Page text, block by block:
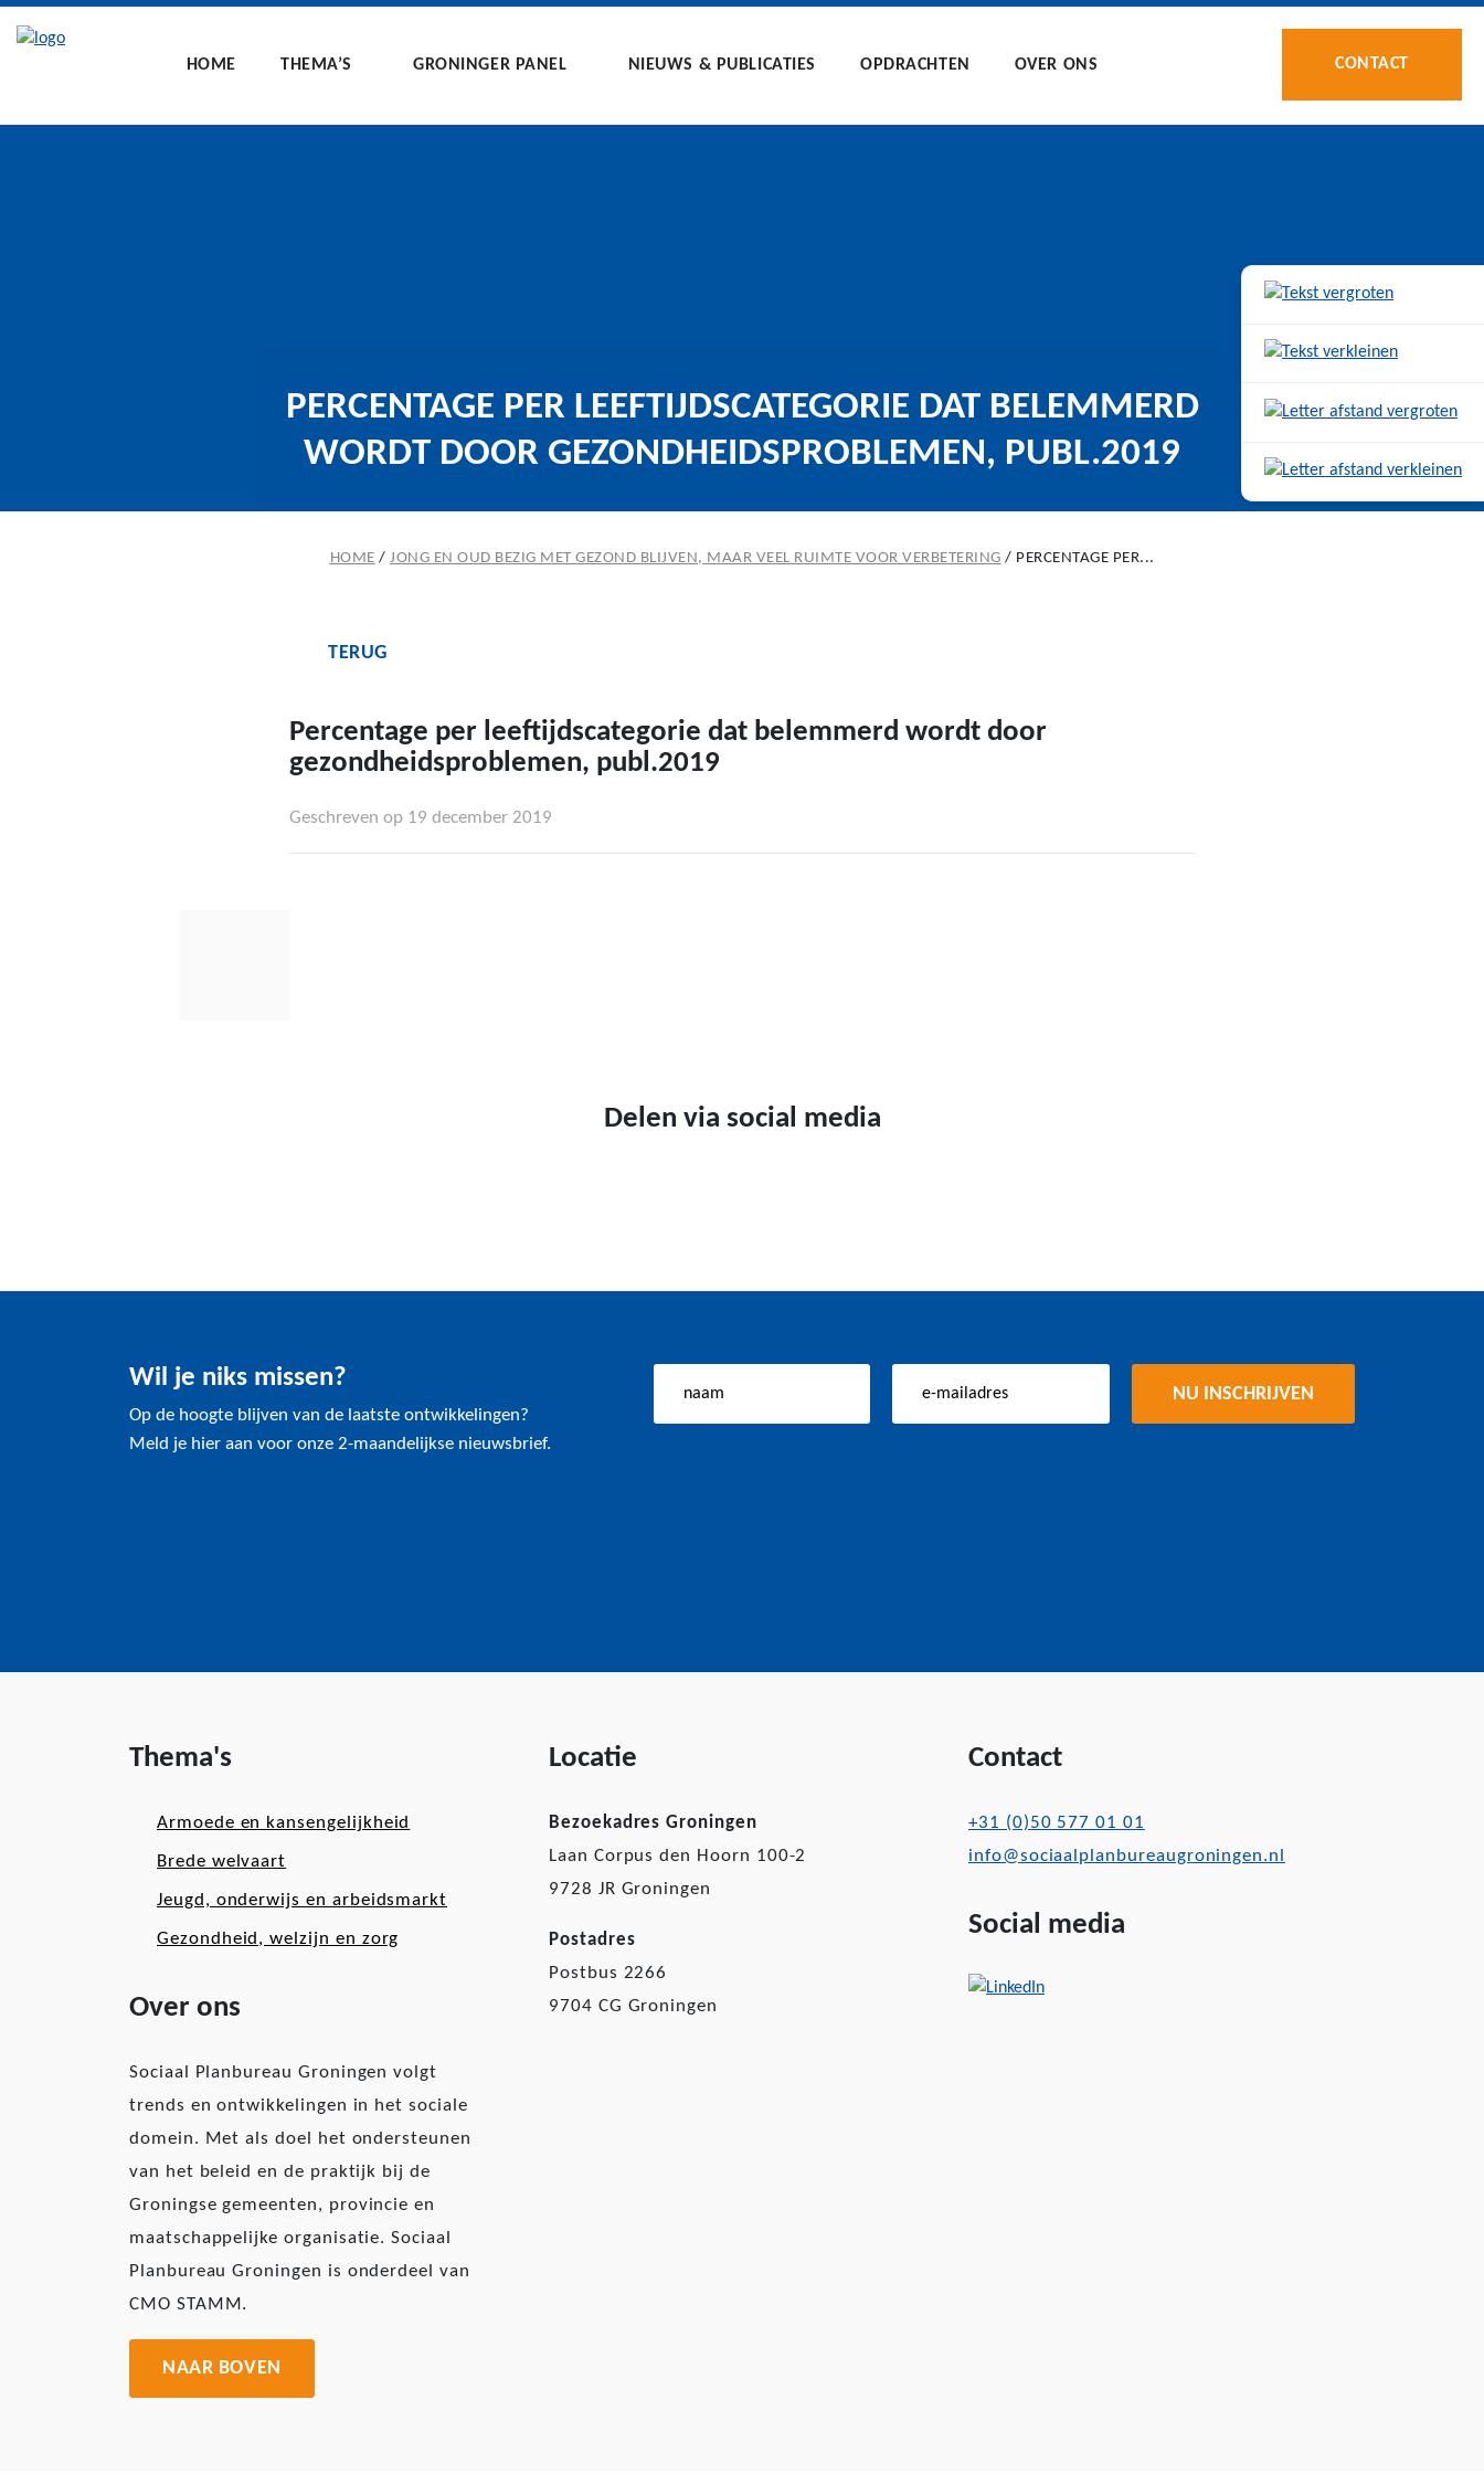
CONTACT
HOME THEMA’S GRONINGER PANEL NIEUWS & PUBLICATIES OPDRACHTEN OVER ONS
PERCENTAGE PER LEEFTIJDSCATEGORIE DAT BELEMMERD
WORDT DOOR GEZONDHEIDSPROBLEMEN, PUBL.2019
HOME / JONG EN OUD BEZIG MET GEZOND BLIJVEN, MAAR VEEL RUIMTE VOOR VERBETERING / PERCENTAGE PER...
TERUG
Percentage per leeftijdscategorie dat belemmerd wordt door
gezondheidsproblemen, publ.2019
Geschreven op 19 december 2019
Delen via social media
Wil je niks missen?
Op de hoogte blijven van de laatste ontwikkelingen?
Meld je hier aan voor onze 2-maandelijkse nieuwsbrief.
Thema's
Armoede en kansengelijkheid
Brede welvaart
Jeugd, onderwijs en arbeidsmarkt
Gezondheid, welzijn en zorg
Over ons
Sociaal Planbureau Groningen volgt
trends en ontwikkelingen in het sociale
domein. Met als doel het ondersteunen
van het beleid en de praktijk bij de
Groningse gemeenten, provincie en
maatschappelijke organisatie. Sociaal
Planbureau Groningen is onderdeel van
CMO STAMM.
NAAR BOVEN
Locatie
Bezoekadres Groningen
Laan Corpus den Hoorn 100-2
9728 JR Groningen
Postadres
Postbus 2266
9704 CG Groningen
Contact
+31 (0)50 577 01 01
info@sociaalplanbureaugroningen.nl
Social media